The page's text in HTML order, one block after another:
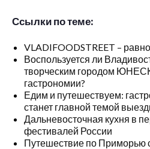
Ссылки по теме:
VLADIFOODSTREET –
Воспользуется ли
творческим городом
гастрономии?
Едим и путешествуем:
станет главной темой
Дальневосточная кухня в
фестивалей России
Путешествие по Приморью